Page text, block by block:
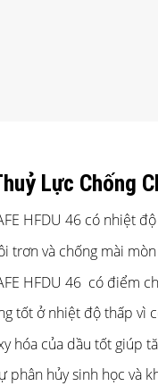
Lực Chống
HFDU 46 có nhiệt
trơn và chống mài
HFDU 46 có điểm
tốt ở nhiệt độ thấp vì
hóa của dầu tốt giúp
phân hủy sinh học và